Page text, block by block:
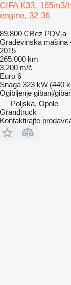
CIFA K33,
engine, 32 36
89.800 € Bez PDV-a
Građevinska mašina
2015
265.000 km
3.200 m/č
Euro 6
Snaga 323 kW (440
Ogibljenje gibanj/
Poljska, Opole
Grandtruck
Kontaktirajte